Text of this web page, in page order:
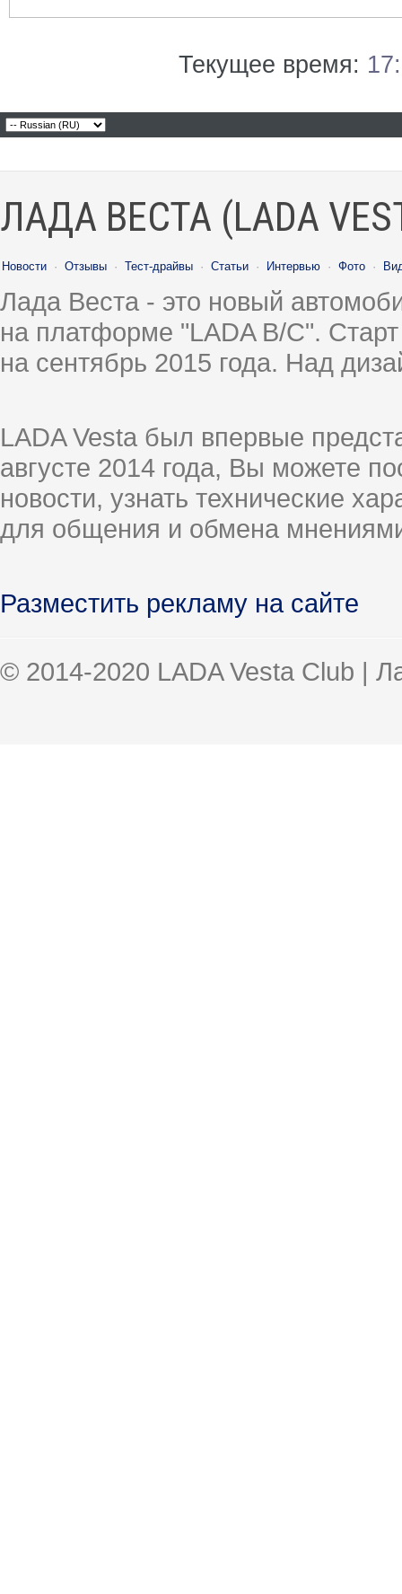
Текущее время:
ЛАДА ВЕСТА (LADA
Новости · Отзывы · Тест-драйвы · Статьи · Интервью · Фото ·
Лада Веста - это новый
на платформе "LADA B/C".
на сентябрь 2015 года. Над
LADA Vesta был впервые
августе 2014 года, Вы можете
новости, узнать технические
для общения и обмена
Разместить рекламу на сайте
© 2014-2020 LADA Vesta Club |